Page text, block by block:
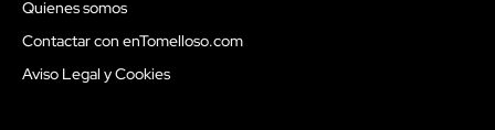
Quienes somos
Contactar con enTomelloso.com
Aviso Legal y Cookies